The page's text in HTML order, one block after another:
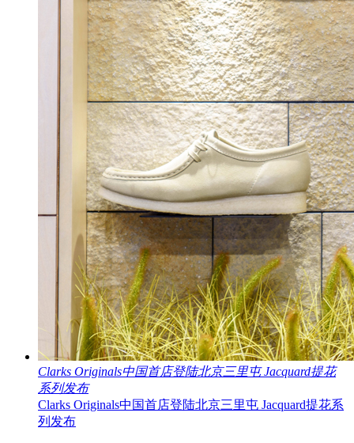
Clarks Originals中国首店登陆北京三里屯 Jacquard提花
系列发布
Clarks Originals中国首店登陆北京三里屯 Jacquard提花系
列发布